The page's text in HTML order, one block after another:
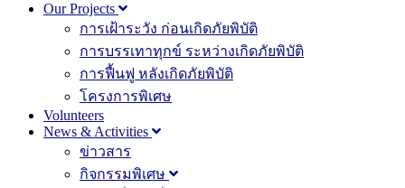
Our Projects
การเฝ้าระวัง ก่อนเกิดภัยพิบัติ
การบรรเทาทุกข์ ระหว่างเกิดภัยพิบัติ
การฟื้นฟู หลังเกิดภัยพิบัติ
โครงการพิเศษ
Volunteers
News & Activities
ข่าวสาร
กิจกรรมพิเศษ